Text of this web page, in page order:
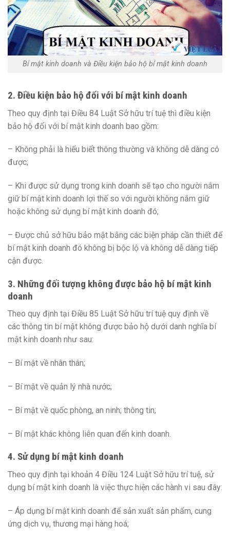
Bí mật kinh doanh và Điều kiện bảo hộ bí mật kinh doanh
2. Điều kiện bảo hộ đối với bí mật kinh doanh
Theo quy định tại Điều 84 Luật Sở hữu trí tuệ thì điều kiện
bảo hộ đối với bí mật kinh doanh bao gồm:
– Không phải là hiểu biết thông thường và không dễ dàng có
được;
– Khi được sử dụng trong kinh doanh sẽ tạo cho người nắm
giữ bí mật kinh doanh lợi thế so với người không nắm giữ
hoặc không sử dụng bí mật kinh doanh đó;
– Được chủ sở hữu bảo mật bằng các biện pháp cần thiết để
bí mật kinh doanh đó không bị bộc lộ và không dễ dàng tiếp
cận được.
3. Những đối tượng không được bảo hộ bí mật kinh
doanh
Theo quy định tại Điều 85 Luật Sở hữu trí tuệ quy định về
các thông tin bí mật không được bảo hộ dưới danh nghĩa bí
mật kinh doanh như sau:
– Bí mật về nhân thân;
– Bí mật về quản lý nhà nước;
– Bí mật về quốc phòng, an ninh; thông tin;
– Bí mật khác không liên quan đến kinh doanh.
4. Sử dụng bí mật kinh doanh
Theo quy định tại khoản 4 Điều 124 Luật Sở hữu trí tuệ, sử
dụng bí mật kinh doanh là việc thực hiện các hành vi sau đây:
– Áp dụng bí mật kinh doanh để sản xuất sản phẩm, cung
ứng dịch vụ, thương mại hàng hoá;